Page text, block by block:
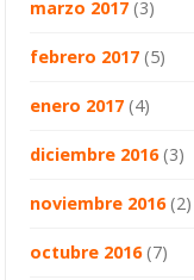
marzo 2017 (3)
febrero 2017 (5)
enero 2017 (4)
diciembre 2016(3)
noviembre 2016(2)
octubre 2016(7)